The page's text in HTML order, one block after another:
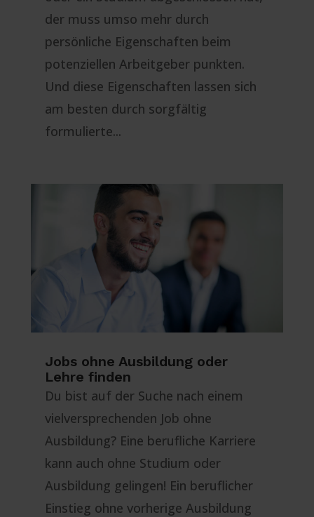
der muss umso mehr durch
persönliche Eigenschaften beim
potenziellen Arbeitgeber punkten.
Und diese Eigenschaften lassen sich
am besten durch sorgfältig
formulierte...
Jobs ohne Ausbildung oder
Lehre finden
Du bist auf der Suche nach einem
vielversprechenden Job ohne
Ausbildung? Eine berufliche Karriere
kann auch ohne Studium oder
Ausbildung gelingen! Ein beruflicher
Einstieg ohne vorherige Ausbildung